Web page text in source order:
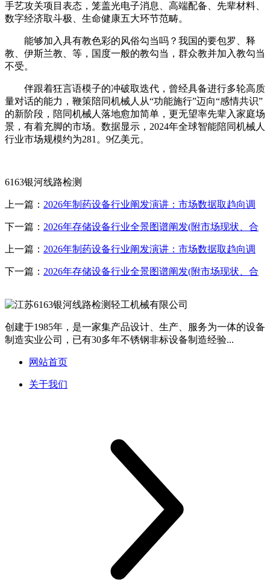
手艺攻关项目表态，笼盖光电子消息、高端配备、先辈材料、
数字经济取斗极、生命健康五大环节范畴。
能够加入具有教色彩的风俗勾当吗？我国的要包罗、释
教、伊斯兰教、等，国度一般的教勾当，群众教并加入教勾当
不受。
伴跟着狂言语模子的冲破取迭代，曾经具备进行多轮高质
量对话的能力，鞭策陪同机械人从“功能施行”迈向“感情共识”
的新阶段，陪同机械人落地愈加简单，更无望率先辈入家庭场
景，有着充脚的市场。数据显示，2024年全球智能陪同机械人
行业市场规模约为281。9亿美元。
6163银河线路检测
上一篇： 2026年制药设备行业阐发演讲：市场数据取趋向调
下一篇： 2026年存储设备行业全景图谱阐发(附市场现状、合
上一篇： 2026年制药设备行业阐发演讲：市场数据取趋向调
下一篇： 2026年存储设备行业全景图谱阐发(附市场现状、合
创建于1985年，是一家集产品设计、生产、服务为一体的设备
制造实业公司，已有30多年不锈钢非标设备制造经验...
网站首页
关于我们